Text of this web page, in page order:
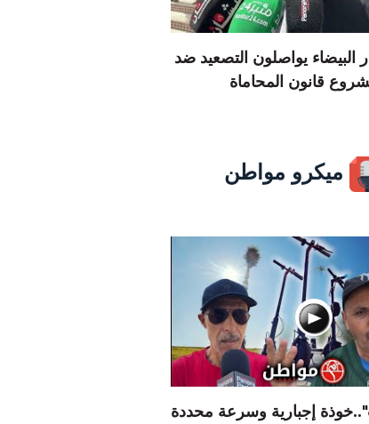
البيضاء يواصلون التصعيد ضد
قانون المحاماة
ميكرو مواطن
إجبارية وسرعة محددة